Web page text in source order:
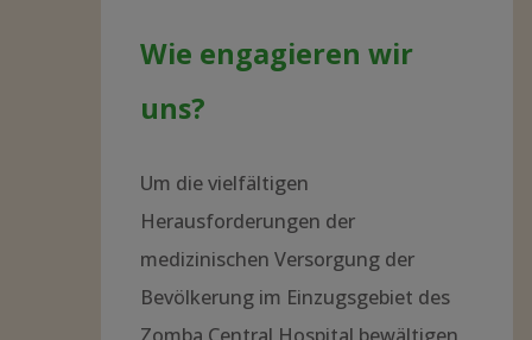
Wie engagieren wir
uns?
Um die vielfältigen
Herausforderungen der
medizinischen Versorgung der
Bevölkerung im Einzugsgebiet des